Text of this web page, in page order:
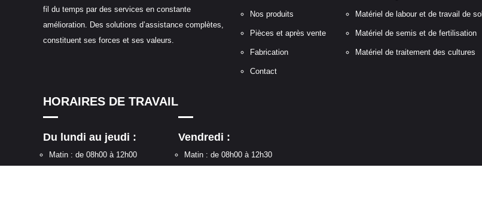
fil du temps par des services en constante
amélioration. Des solutions d’assistance complètes,
constituent ses forces et ses valeurs.
Nos produits
Pièces et après vente
Fabrication
Contact
Matériel de labour et de travail de sol
Matériel de semis et de fertilisation
Matériel de traitement des cultures
HORAIRES DE TRAVAIL
Du lundi au jeudi :
Matin : de 08h00 à 12h00
Vendredi :
Matin : de 08h00 à 12h30